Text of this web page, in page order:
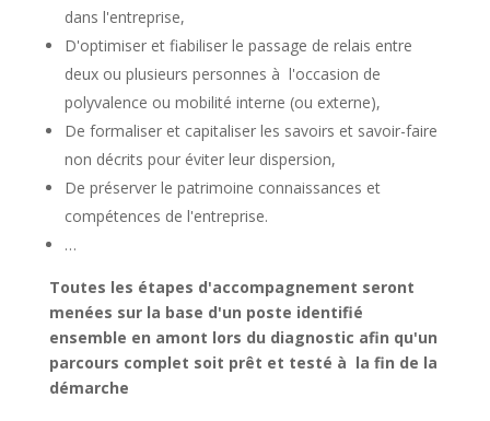
dans l'entreprise,
D'optimiser et fiabiliser le passage de relais entre
deux ou plusieurs personnes à l'occasion de
polyvalence ou mobilité interne (ou externe),
De formaliser et capitaliser les savoirs et savoir-faire
non décrits pour éviter leur dispersion,
De préserver le patrimoine connaissances et
compétences de l'entreprise.
…
Toutes les étapes d'accompagnement seront
menées sur la base d'un poste identifié
ensemble en amont lors du diagnostic afin qu'un
parcours complet soit prêt et testé à la fin de la
démarche